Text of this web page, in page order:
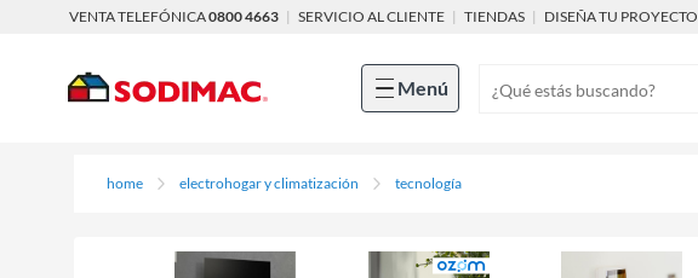
VENTA TELEFÓNICA0800 4663 | SERVICIO AL CLIENTE | TIENDAS | DISEÑA TU PROYECTO
Menú
home electrohogar y climatización tecnología